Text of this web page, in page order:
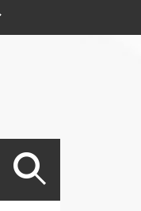
Translate